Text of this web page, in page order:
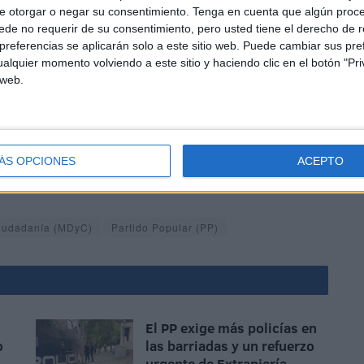
otorgar o negar su consentimiento. Tenga en cuenta que algún
no requerir de su consentimiento, pero usted tiene el derecho de
se aplicarán solo a este sitio web. Puede cambiar sus
momento volviendo a este sitio y haciendo clic en el botón
OPCIONES ACEPTO
de la farola del barrio de su dirigente,Caballas
desgobierno... mientras a nuestro lado se pega, se
Popular lo avalavisionando sus cámaras.
(MDyC) Partido Popular (PP)
El PP exige más policías en
las barriadas y un refuerzo